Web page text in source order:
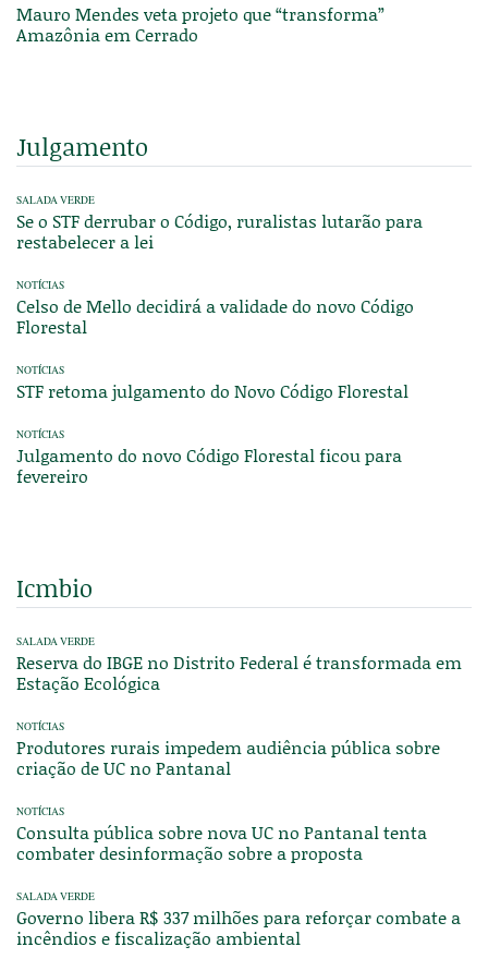
Mauro Mendes veta projeto que “transforma”
Amazônia em Cerrado
Julgamento
SALADA VERDE
Se o STF derrubar o Código, ruralistas lutarão para
restabelecer a lei
NOTÍCIAS
Celso de Mello decidirá a validade do novo Código
Florestal
NOTÍCIAS
STF retoma julgamento do Novo Código Florestal
NOTÍCIAS
Julgamento do novo Código Florestal ficou para
fevereiro
Icmbio
SALADA VERDE
Reserva do IBGE no Distrito Federal é transformada em
Estação Ecológica
NOTÍCIAS
Produtores rurais impedem audiência pública sobre
criação de UC no Pantanal
NOTÍCIAS
Consulta pública sobre nova UC no Pantanal tenta
combater desinformação sobre a proposta
SALADA VERDE
Governo libera R$ 337 milhões para reforçar combate a
incêndios e fiscalização ambiental